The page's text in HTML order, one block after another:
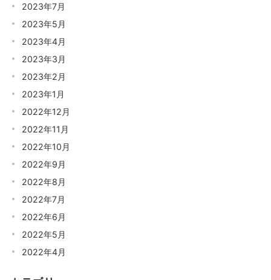
2023年7月
2023年5月
2023年4月
2023年3月
2023年2月
2023年1月
2022年12月
2022年11月
2022年10月
2022年9月
2022年8月
2022年7月
2022年6月
2022年5月
2022年4月